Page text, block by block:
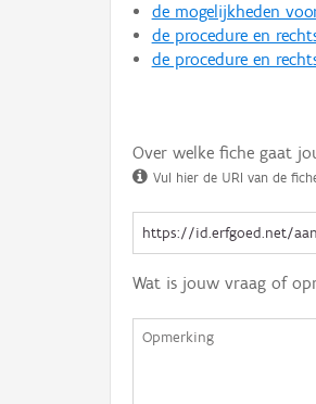
de mogelijkheden
de procedure en
de procedure en
Over welke fiche gaat
Vul hier de URI van de
Wat is jouw vraag of